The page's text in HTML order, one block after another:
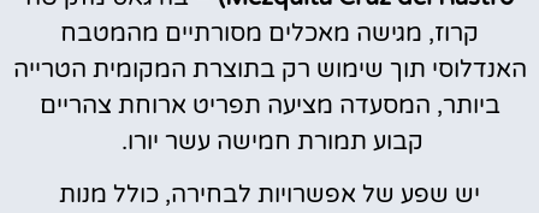
קרוז, מגישה מאכלים מסורתיים מהמטבח
האנדלוסי תוך שימוש רק בתוצרת המקומית הטרייה
ביותר, המסעדה מציעה תפריט ארוחת צהריים
קבוע תמורת חמישה עשר יורו.
יש שפע של אפשרויות לבחירה, כולל מנות